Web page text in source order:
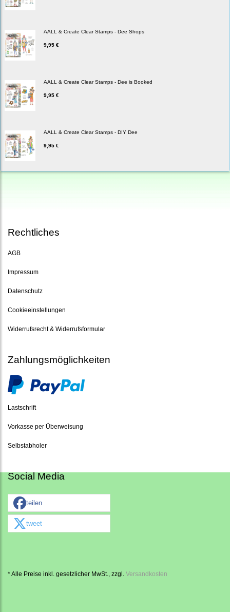
AALL & Create Clear Stamps - Dee Shops
9,95 €
AALL & Create Clear Stamps - Dee is Booked
9,95 €
AALL & Create Clear Stamps - DIY Dee
9,95 €
Rechtliches
AGB
Impressum
Datenschutz
Cookieeinstellungen
Widerrufsrecht & Widerrufsformular
Zahlungsmöglichkeiten
Lastschrift
Vorkasse per Überweisung
Selbstabholer
Social Media
teilen
tweet
* Alle Preise inkl. gesetzlicher MwSt., zzgl. Versandkosten